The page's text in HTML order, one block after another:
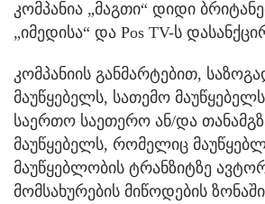
კომპანია „მაგთი“ დიდი
„იმედისა“ და Pos TV-ს
კომპანიის განმარტებით,
მაუწყებელს, სათემო
საერთო საეთერო ან/და
მაუწყებელს, რომელიც
მაუწყებლობის ტრანზიტზე
მომსახურების მიწოდების ზონაში